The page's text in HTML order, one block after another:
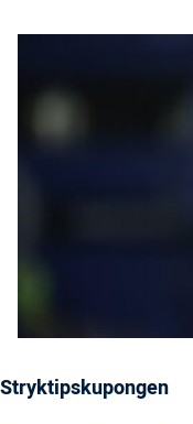
Stryktipskupongen